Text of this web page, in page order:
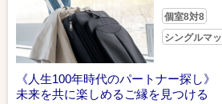
個室8対8
シングルマ
《人生100年時代のパートナー探し》
未来を共に楽しめるご縁を見つける